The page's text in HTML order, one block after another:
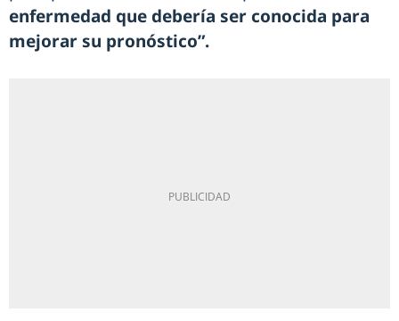
enfermedad que debería ser conocida para
mejorar su pronóstico”.